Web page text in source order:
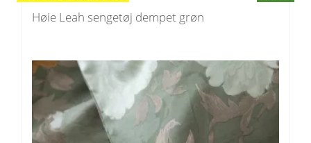
Høie Leah sengetøj dempet grøn